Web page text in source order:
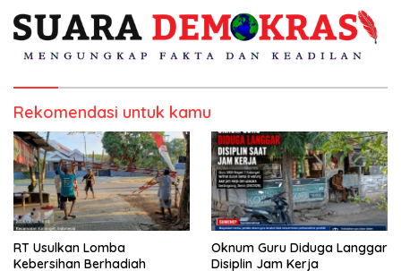
Rekomendasi untuk kamu
RT Usulkan Lomba
Kebersihan Berhadiah
Oknum Guru Diduga Langgar
Disiplin Jam Kerja